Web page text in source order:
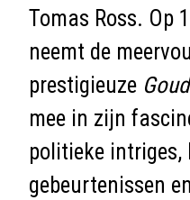
Tomas Ross. Op
neemt de
prestigieuze
mee in zijn
politieke intriges,
gebeurtenissen